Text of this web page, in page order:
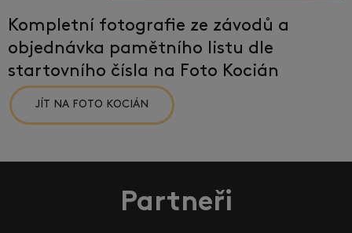
Kompletní fotografie ze závodů a
objednávka pamětního listu dle
startovního čísla na Foto Kocián
JÍT NA FOTO KOCIÁN
Partneři